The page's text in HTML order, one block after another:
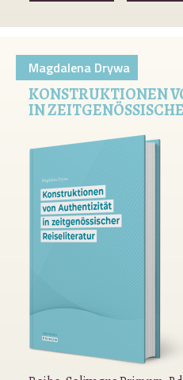
Magdalena Drywa
KONSTRUKTIONEN
IN